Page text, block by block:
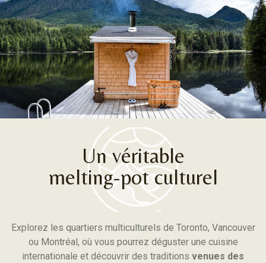
Un véritable
melting-pot culturel
Explorez les quartiers multiculturels de Toronto, Vancouver
ou Montréal, où vous pourrez déguster une cuisine
internationale et découvrir des traditions venues des